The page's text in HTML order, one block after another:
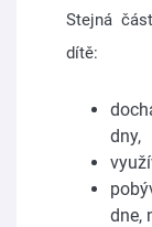
Stejná
dítě:
dny,
dne,